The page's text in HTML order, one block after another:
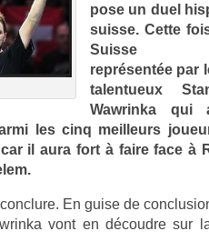
pose un duel
suisse. Cette
Suis­se
représentée par
talen­tueux
Waw­rinka qui
les cinq meil­leurs
il aura fort à faire face à
En guise de
vont en découd­re sur